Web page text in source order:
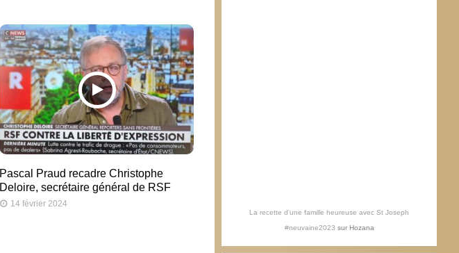
Pascal Praud recadre Christophe
Deloire, secrétaire général de RSF
14 février 2024
La recette d'une famille heureuse avec St Joseph
#neuvaine2023 sur Hozana